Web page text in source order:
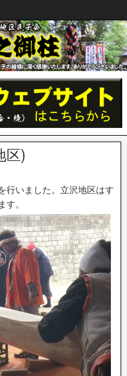
区)
行いました。立沢地区はす
す。